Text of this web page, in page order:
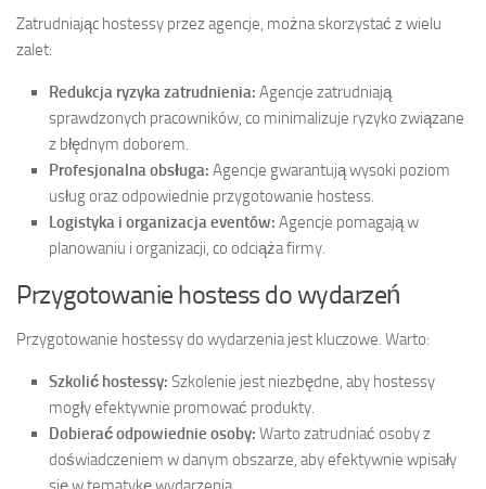
Zatrudniając hostessy przez agencje, można skorzystać z wielu
zalet:
Redukcja ryzyka zatrudnienia: Agencje zatrudniają
sprawdzonych pracowników, co minimalizuje ryzyko związane
z błędnym doborem.
Profesjonalna obsługa: Agencje gwarantują wysoki poziom
usług oraz odpowiednie przygotowanie hostess.
Logistyka i organizacja eventów: Agencje pomagają w
planowaniu i organizacji, co odciąża firmy.
Przygotowanie hostess do wydarzeń
Przygotowanie hostessy do wydarzenia jest kluczowe. Warto:
Szkolić hostessy: Szkolenie jest niezbędne, aby hostessy
mogły efektywnie promować produkty.
Dobierać odpowiednie osoby: Warto zatrudniać osoby z
doświadczeniem w danym obszarze, aby efektywnie wpisały